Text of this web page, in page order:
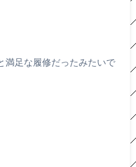
満足な履修だったみたいで